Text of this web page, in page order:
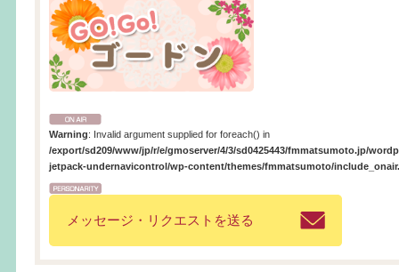
Warning: Invalid argument supplied for foreach() in
/export/sd209/www/jp/r/e/gmoserver/4/3/sd0425443/fmmatsumoto.jp/
jetpack-undernavicontrol/wp-content/themes/fmmatsumoto/
メッセージ・リクエストを送る